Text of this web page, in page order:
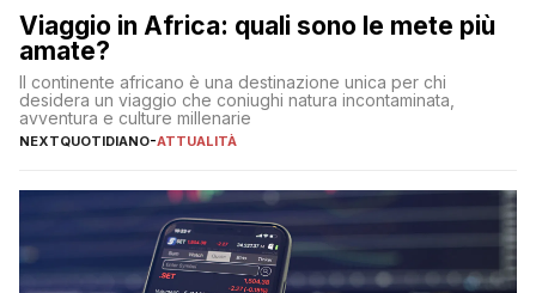
Viaggio in Africa: quali sono le mete più
amate?
Il continente africano è una destinazione unica per chi
desidera un viaggio che coniughi natura incontaminata,
avventura e culture millenarie
NEXTQUOTIDIANO-ATTUALITÀ